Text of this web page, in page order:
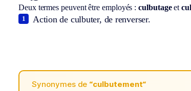
Deux termes peuvent être employés :culbutageet
Action de culbuter, de renverser.
1
Synonymes de “culbutement“